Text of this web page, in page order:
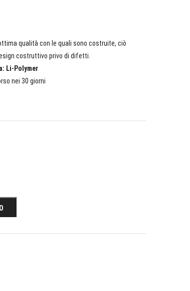
qualità con le quali sono costruite, ciò
costruttivo privo di difetti.
Li-Polymer
nei 30 giorni